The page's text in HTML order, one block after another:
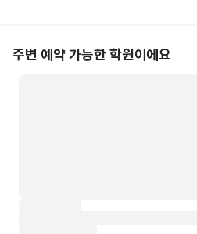
주변 예약 가능한 학원이에요